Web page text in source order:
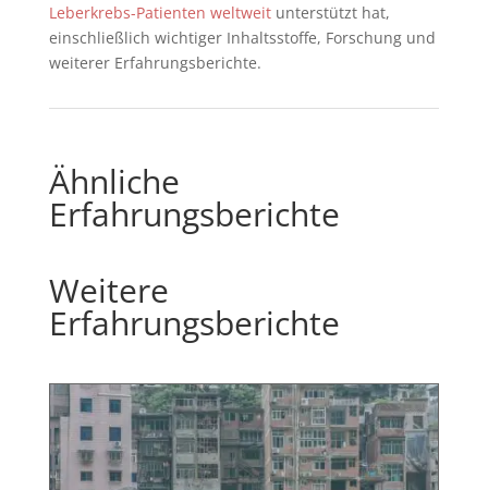
Leberkrebs-Patienten weltweitunterstützt hat,
einschließlich wichtiger Inhaltsstoffe, Forschung und
weiterer Erfahrungsberichte.
Ähnliche
Erfahrungsberichte
Weitere
Erfahrungsberichte